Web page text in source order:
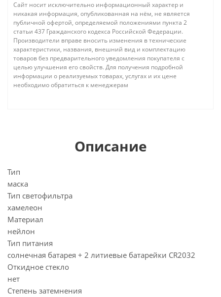
Сайт носит исключительно информационный характер и
никакая информация, опубликованная на нём, не является
публичной офертой, определяемой положениями пункта 2
статьи 437 Гражданского кодекса Российской Федерации.
Производители вправе вносить изменения в технические
характеристики, названия, внешний вид и комплектацию
товаров без предварительного уведомления покупателя с
целью улучшения его свойств. Для получения подробной
информации о реализуемых товарах, услугах и их цене
необходимо обратиться к менеджерам
Описание
Тип
маска
Тип светофильтра
хамелеон
Материал
нейлон
Тип питания
солнечная батарея + 2 литиевые батарейки CR2032
Откидное стекло
нет
Степень затемнения